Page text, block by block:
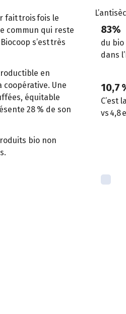
fait trois fois le
commun qui reste
s’est très
en
coopérative. Une
équitable
28 % de son
bio non
83%
du bio
dans
10,7
C’est
vs 4,8